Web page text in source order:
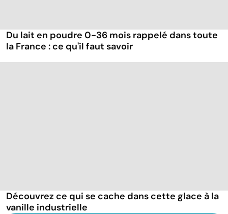
Du lait en poudre 0-36 mois rappelé dans toute
la France : ce qu'il faut savoir
Découvrez ce qui se cache dans cette glace à la
vanille industrielle